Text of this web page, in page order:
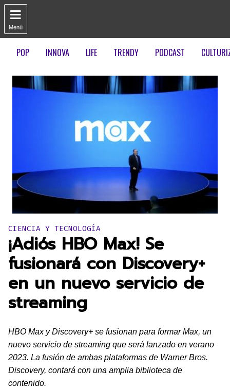

Menú
POP INNOVA LIFE TRENDY PODCAST
Publicado en:
CIENCIA Y TECNOLOGÍA
¡Adiós HBO Max! Se
fusionará con Discovery+
en un nuevo servicio de
streaming
HBO Max y Discovery+ se fusionan para formar Max, un
nuevo servicio de streaming que será lanzado en verano
2023. La fusión de ambas plataformas de Warner Bros.
Discovery, contará con una amplia biblioteca de
contenido.